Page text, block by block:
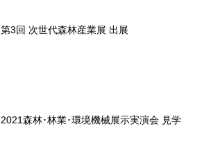
第3回 次世代森林産業展 出展
2021森林･林業･環境機械展示実演会 見学